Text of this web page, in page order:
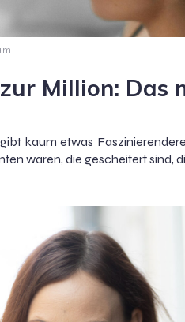
Million: Das
kaum etwas
waren, die gescheitert sind,